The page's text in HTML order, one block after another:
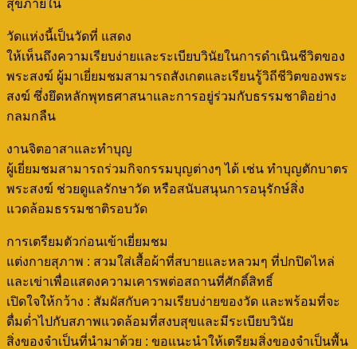
สุขภายใน
วัดแห่งนี้เป็นวัดที่ แสดง
ให้เห็นถึงความเรียบง่ายและระเบียบวินัยในการดำเนินชีวิตของ
พระสงฆ์ ผู้มาเยี่ยมชมสามารถสังเกตและเรียนรู้วิถีชีวิตของพระ
สงฆ์ ซึ่งยึดหลักพุทธศาสนาและการอยู่ร่วมกับธรรมชาติอย่าง
กลมกลืน
งานจิตอาสาและทำบุญ
ผู้เยี่ยมชมสามารถร่วมกิจกรรมบุญต่างๆ ได้ เช่น ทำบุญตักบาตร
พระสงฆ์ ช่วยดูแลรักษาวัด หรือสนับสนุนการอนุรักษ์สิ่ง
แวดล้อมธรรมชาติรอบวัด
การเตรียมตัวก่อนเข้าเยี่ยมชม
แต่งกายสุภาพ : สวมใส่เสื้อผ้าที่สบายและหลวมๆ ที่ปกปิดไหล่
และเข่าเพื่อแสดงความเคารพต่อสถานที่ศักดิ์สิทธิ์
เปิดใจให้กว้าง : สัมผัสกับความเรียบง่ายของวัด และพร้อมที่จะ
ดื่มด่ำไปกับสภาพแวดล้อมที่สงบสุขและมีระเบียบวินัย
สิ่งของจำเป็นที่นำมาด้วย : ขอแนะนำให้เตรียมสิ่งของจำเป็นพื้น